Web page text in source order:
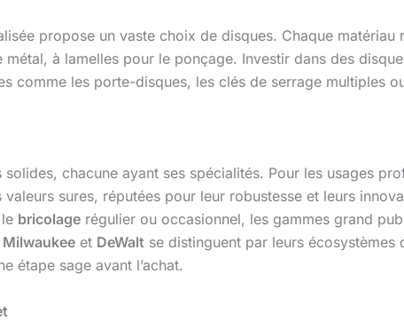
propose un vaste choix de disques. Chaque
à lamelles pour le ponçage. Investir dans des
comme les porte-disques, les clés de serrage multiples
chacune ayant ses spécialités. Pour les usages
valeurs sures, réputées pour leur robustesse et leurs
bricolage régulier ou occasionnel, les gammes grand
Milwaukee et DeWalt se distinguent par leurs
étape sage avant l’achat.